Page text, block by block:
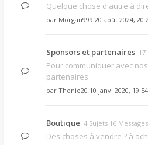
Quelque chose d'autre à
par Morgan999 20 août 2024,
Sponsors et partenaires 17
Pour communiquer avec
partenaires
par Thonio20 10 janv. 2020, 19:54
Boutique 4 Sujets 16 Messages
Des choses à vendre ? à